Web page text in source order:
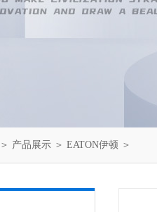
＞ 产品展示 ＞ EATON伊顿 ＞